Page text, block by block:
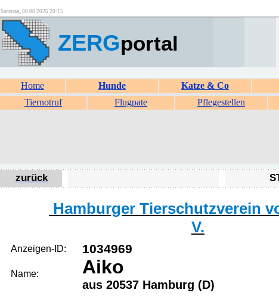
Samstag, 08.08.2026 20:15
ZERGportal
Home Hunde Katze & Co
Tiernotruf
Flugpate Pflegestellen
zurück
Hamburger Tierschutzverein
V.
Anzeigen-ID: 1034969
Name: Aiko
aus 20537 Hamburg (D)